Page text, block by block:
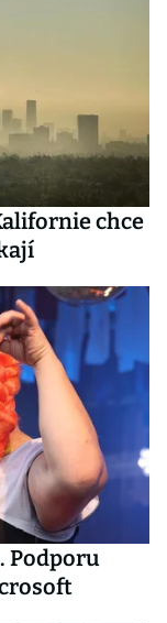
chce
Podporu